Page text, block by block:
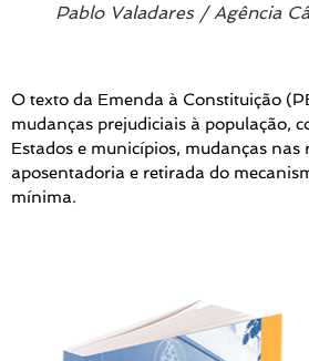
Pablo Valadares / Agência
O texto da Emenda à Constituição
mudanças prejudiciais à população,
Estados e municípios, mudanças nas
aposentadoria e retirada do
mínima.